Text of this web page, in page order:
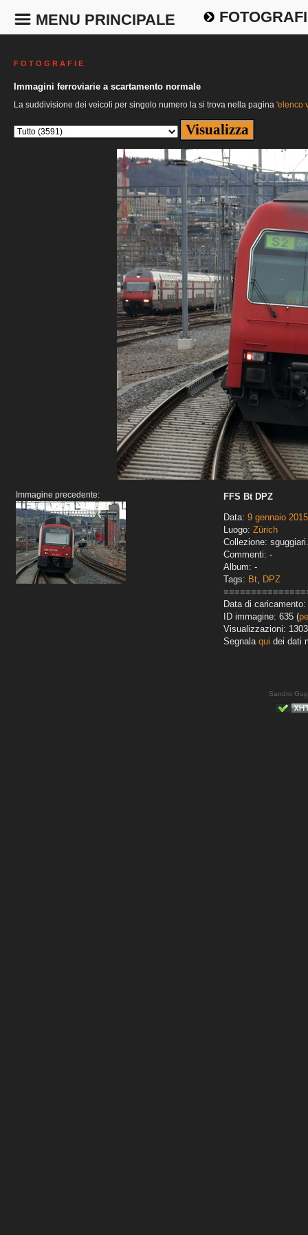
MENU PRINCIPALE
F O T O G R A F I E
Immagini ferroviarie a scartamento normale
La suddivisione dei veicoli per singolo numero la si trova nella pagina 'elenco
Immagine precedente:
FFS Bt DPZ
Data: 9 gennaio 2015
Luogo: Zürich
Collezione:
Commenti: -
Album: -
Tags: Bt, DPZ
Data di caricamento:
ID immagine: 635 (
Visualizzazioni: 1303
Segnala qui dei dati
Sandro